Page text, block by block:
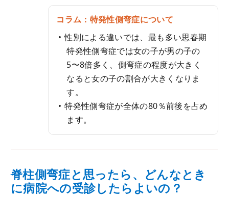
コラム：特発性側弯症について
性別による違いでは、最も多い思春期
特発性側弯症では女の子が男の子の
5〜8倍多く、側弯症の程度が大きく
なると女の子の割合が大きくなりま
す。
特発性側弯症が全体の80％前後を占め
ます。
脊柱側弯症と思ったら、どんなとき
に病院への受診したらよいの？